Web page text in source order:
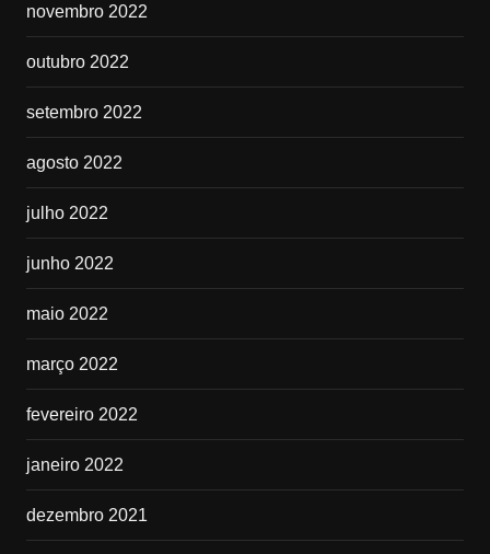
novembro 2022
outubro 2022
setembro 2022
agosto 2022
julho 2022
junho 2022
maio 2022
março 2022
fevereiro 2022
janeiro 2022
dezembro 2021